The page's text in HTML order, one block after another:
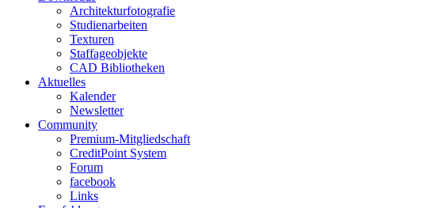
Architekturfotografie
Studienarbeiten
Texturen
Staffageobjekte
CAD Bibliotheken
Aktuelles
Kalender
Newsletter
Community
Premium-Mitgliedschaft
CreditPoint System
Forum
facebook
Links